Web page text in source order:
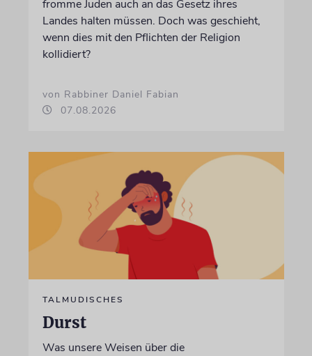
fromme Juden auch an das Gesetz ihres
Landes halten müssen. Doch was geschieht,
wenn dies mit den Pflichten der Religion
kollidiert?
von Rabbiner Daniel Fabian
07.08.2026
TALMUDISCHES
Durst
Was unsere Weisen über die